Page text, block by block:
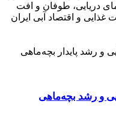
دریایی، طوفان و افت
غذایی و اقتصاد آبی ایران
و رشد بچه‌ماهی